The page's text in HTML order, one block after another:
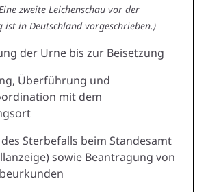
zweite Leichenschau vor der
ist in Deutschland vorgeschrieben.)
der Urne bis zur Beisetzung
Überführung und
mit dem
Sterbefalls beim Standesamt
sowie Beantragung von